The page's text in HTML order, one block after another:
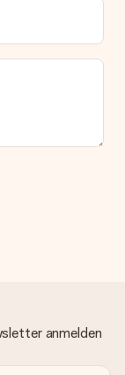
anmelden